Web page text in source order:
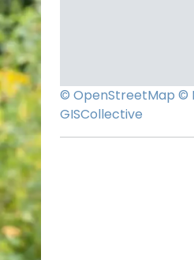
© OpenStreetMap ©
GISCollective